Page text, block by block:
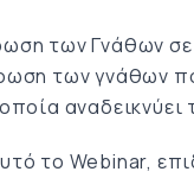
των Γνάθων
των γνάθων
αναδεικνύει
το Webinar,